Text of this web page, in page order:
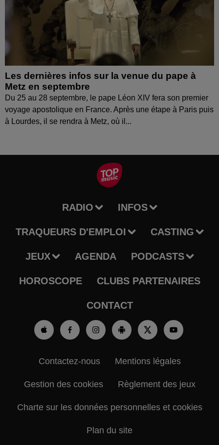
Les dernières infos sur la venue du pape à
Metz en septembre
Du 25 au 28 septembre, le pape Léon XIV fera son premier
voyage apostolique en France. Après une étape à Paris puis
à Lourdes, il se rendra à Metz, où il...
RADIO INFOS
TRAQUEURS D'EMPLOI CASTING
JEUX AGENDA PODCASTS
HOROSCOPE CLUBS PARTENAIRES
CONTACT
Contactez-nous Mentions légales
Gestion des cookies Règlement des jeux
Charte sur les données personnelles et cookies
Plan du site